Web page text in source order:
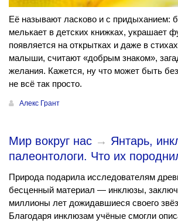
Её называют ласково и с придыханием:
мелькает в детских книжках, украшает
появляется на открытках и даже в
малыши, считают «добрым знаком»,
желания. Кажется, ну что может быть
не всё так просто.
Алекс Грант
Мир вокруг нас → Янтарь,
палеонтологи. Что их
Природа подарила исследователям
бесценный материал — инклюзы,
миллионы лет дожидавшиеся своего
Благодаря инклюзам учёные смогли